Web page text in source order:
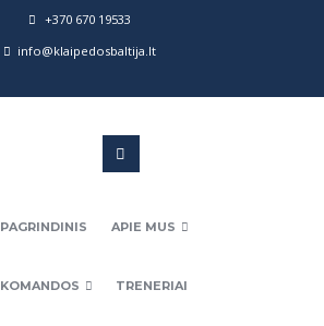
+370 670 19533
info@klaipedosbaltija.lt
PAGRINDINIS APIE MUS
KOMANDOS TRENERIAI